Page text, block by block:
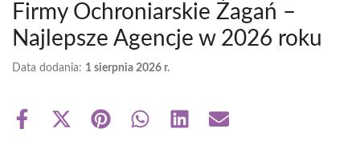
Firmy Ochroniarskie Żagań –
Najlepsze Agencje w 2026 roku
Data dodania: 1 sierpnia 2026 r.
Share
Share Share Share Share Share